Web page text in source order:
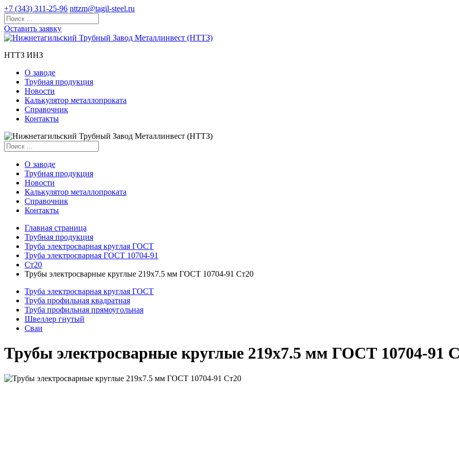
+7 (343) 311-25-96 nttzm@tagil-steel.ru
Оставить заявку
НТТЗ ИНЗ
О заводе
Трубная продукция
Новости
Калькулятор металлопроката
Справочник
Контакты
О заводе
Трубная продукция
Новости
Калькулятор металлопроката
Справочник
Контакты
Главная страница
Трубная продукция
Труба электросварная круглая ГОСТ
Труба электросварная ГОСТ 10704-91
Ст20
Трубы электросварные круглые 219x7.5 мм ГОСТ 10704-91 Ст20
Труба электросварная круглая ГОСТ
Труба профильная квадратная
Труба профильная прямоугольная
Швеллер гнутый
Сваи
Трубы электросварные круглые 219x7.5 мм ГОСТ 10704-91